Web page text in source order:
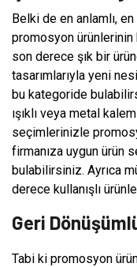
Belki de en anlamlı,
promosyon ürünlerinin
son derece şık bir
tasarımlarıyla yeni
bu kategoride
ışıklı veya metal
seçimlerinizle
firmanıza uygun ürün
bulabilirsiniz. Ayrıca
derece kullanışlı
Geri
Tabi ki promosyon